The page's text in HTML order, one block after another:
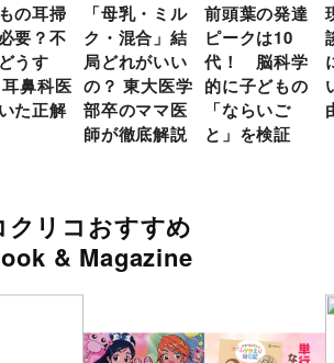
の耳掃
要？不
うす
鼻科医
た正解
「母乳・ミル
ク・混合」結
局どれがいい
の？ 東大医学
部卒のママ医
師が徹底解説
前頭葉の発達
ピークは10
代！ 脳科学
的に子どもの
「ならいご
と」を検証
クリコおすすめ
& Magazine